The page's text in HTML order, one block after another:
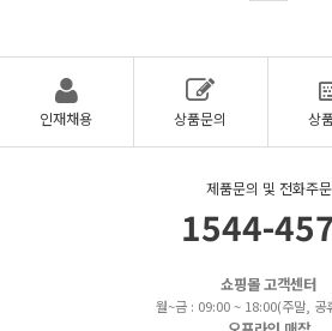
인재채용 상품문의 상
제품문의 및 전화주문
1544-
쇼핑몰 고객센터
월~금 : 09:00 ~ 18:00(주말, 공